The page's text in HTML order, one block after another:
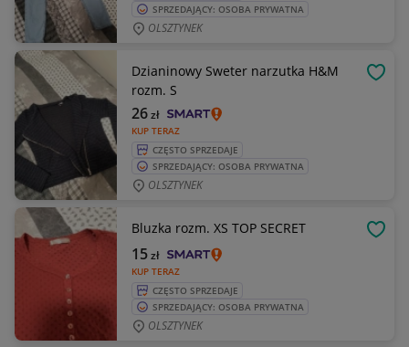
SPRZEDAJĄCY: OSOBA PRYWATNA
OLSZTYNEK
Dzianinowy Sweter narzutka H&M
rozm. S
KUP TERAZ
26zł
CZĘSTO SPRZEDAJE
SPRZEDAJĄCY: OSOBA PRYWATNA
OLSZTYNEK
Bluzka rozm. XS TOP SECRET
KUP TERAZ
15zł
CZĘSTO SPRZEDAJE
SPRZEDAJĄCY: OSOBA PRYWATNA
OLSZTYNEK